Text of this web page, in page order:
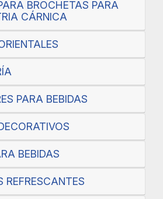
BROCHETAS PARA
CÁRNICA
PARA BEBIDAS
BEBIDAS
REFRESCANTES